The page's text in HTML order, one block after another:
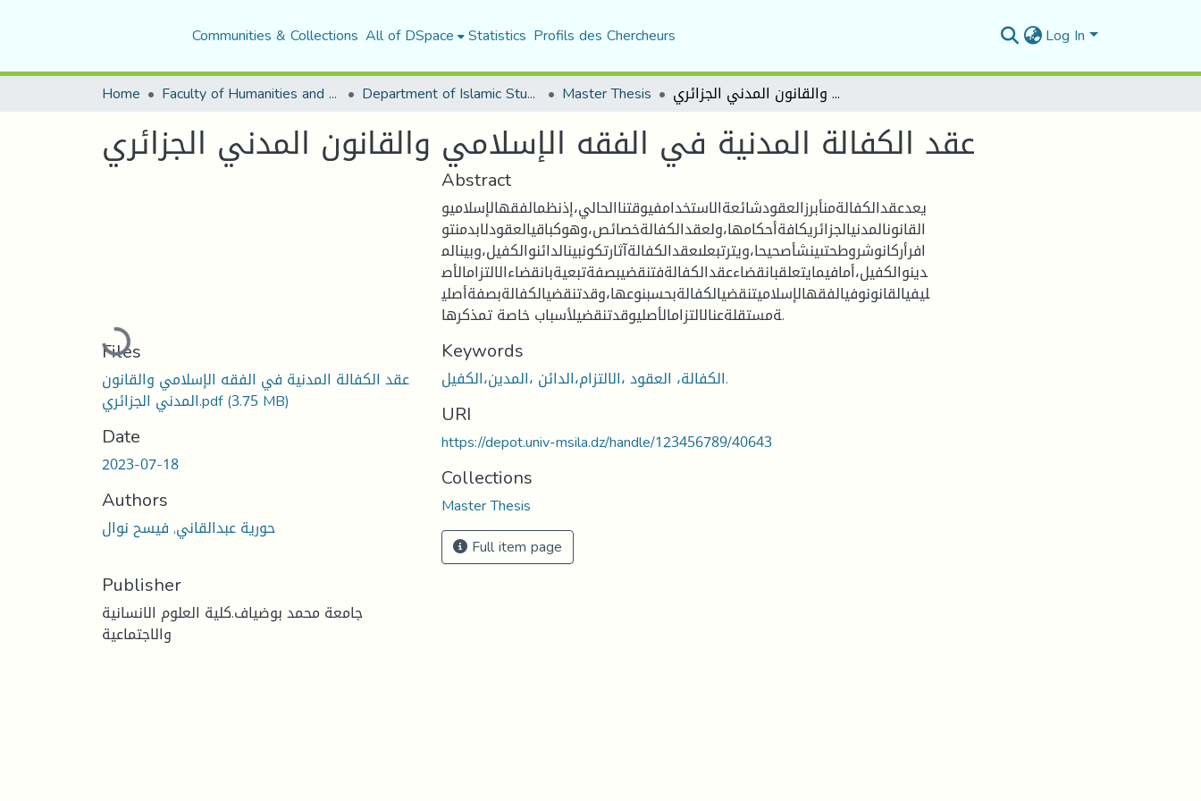
Communities & Collections All of DSpace Statistics Profils des Chercheurs Log In
Home Faculty of Humanities and Social Sciences Department of Islamic Studies Master Thesis عقد الكفالة المدنية في الفقه الإسلامي والقانون المدني الجزائري
عقد الكفالة المدنية في الفقه الإسلامي والقانون المدني الجزائري
Loading...
Files
عقد الكفالة المدنية في الفقه الإسلامي والقانون
المدني الجزائري.pdf(3.75 MB)
Date
2023-07-18
Authors
حورية عبدالقاني, فيسح نوال
Publisher
جامعة محمد بوضياف.كلية العلوم الانسانية
والاجتماعية
Abstract
يعدعقدالكفالةمنأبرزالعقودشائعةالاستخدامفيوقتناالحالي،إذنظمالفقهالإسلاميو
القانونالمدنيالجزائريكافةأحكامها،ولعقدالكفالةخصائص،وهوكباقيالعقودلابدمنتو
افرأركانوشروطحتىينشأصحيحا،ويترتبعلىعقدالكفالةآثارتكونبينالدائنوالكفيل،وبينالم
دينوالكفيل،أمافيمايتعلقبانقضاءعقدالكفالةفتنقضيبصفةتبعيةبانقضاءالالتزامالأص
ليفيالقانونوفيالفقهالإسلاميتنقضيالكفالةبحسبنوعها،وقدتنقضيالكفالةبصفةأصلي
ةمستقلةعنالالتزامالأصليوقدتنقضيلأسباب خاصة تمذكرها.
Keywords
الكفالة، العقود ،الالتزام،الدائن ،المدين،الكفيل.
URI
https://depot.univ-msila.dz/handle/123456789/40643
Collections
Master Thesis
Full item page